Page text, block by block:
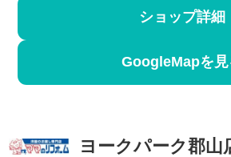
ショップ詳細
GoogleMapを見
ヨークパーク郡山